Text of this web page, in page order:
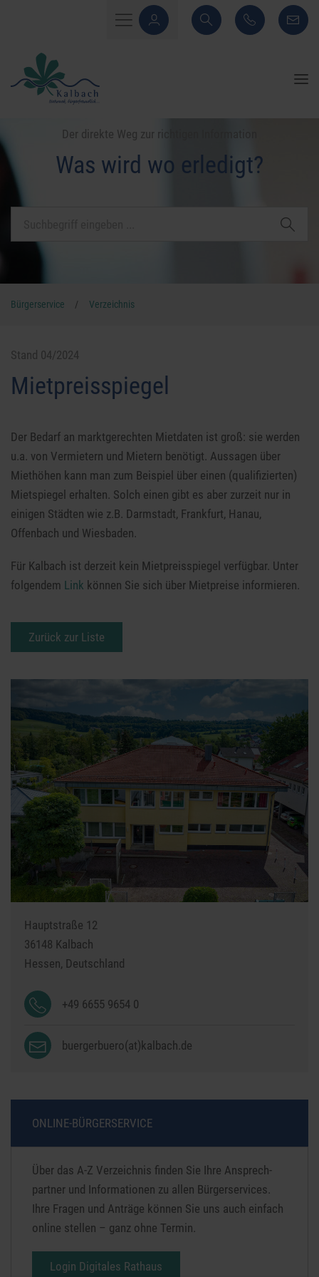
Der direkte Weg zur richtigen Information
Was wird wo erledigt?
Bürgerservice / Verzeichnis
Stand 04/2024
Mietpreisspiegel
Der Bedarf an marktgerechten Mietdaten ist groß: sie werden
u.a. von Vermietern und Mietern benötigt. Aussagen über
Miethöhen kann man zum Beispiel über einen (qualifizierten)
Mietspiegel erhalten. Solch einen gibt es aber zurzeit nur in
einigen Städten wie z.B. Darmstadt, Frankfurt, Hanau,
Offenbach und Wiesbaden.
Für Kalbach ist derzeit kein Mietpreisspiegel verfügbar. Unter
folgendem Link können Sie sich über Mietpreise informieren.
Zurück zur Liste
Hauptstraße 12
36148 Kalbach
Hessen, Deutschland
+49 6655 9654 0
buergerbuero(at)kalbach.de
ONLINE-BÜRGERSERVICE
Über das A-Z Verzeichnis finden Sie Ihre Ansprech­
partner und Informationen zu allen Bürger­services.
Ihre Fragen und Anträge können Sie uns auch ein­fach
online stellen – ganz ohne Termin.
Login Digitales Rathaus